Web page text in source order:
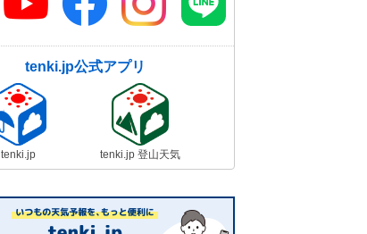
tenki.jp公式アプリ
tenki.jp tenki.jp 登山天気